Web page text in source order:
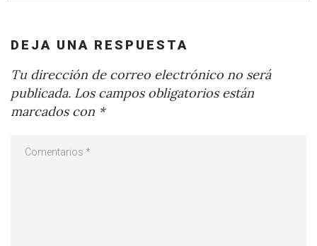
DEJA UNA RESPUESTA
Tu dirección de correo electrónico no será
publicada. Los campos obligatorios están
marcados con *